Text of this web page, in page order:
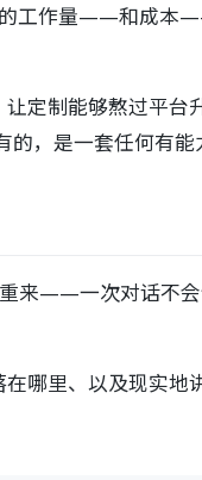
的工作量——和成本
让定制能够熬过平
，是一套任何有
来——一次对话不
哪里、以及现实地